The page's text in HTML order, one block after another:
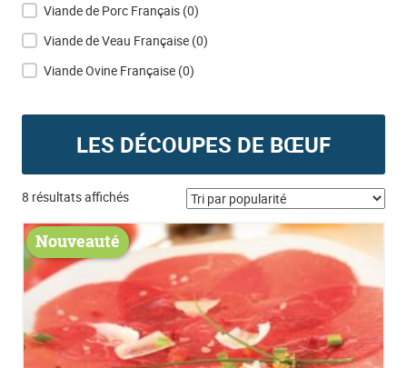
Viande de Porc Français (0)
Viande de Veau Française (0)
Viande Ovine Française (0)
LES DÉCOUPES DE BŒUF
8 résultats affichésTrié par popularité
Nouveauté